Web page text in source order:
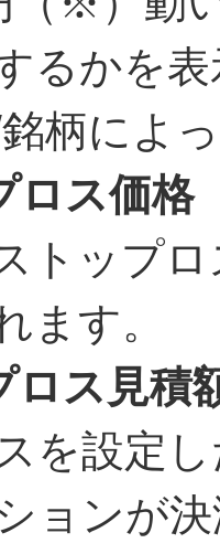
るかを
柄によ
ロス価格
トップ
ます。
ロス見積
を設定
ョンが